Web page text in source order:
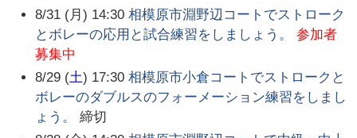
8/31 (月) 14:30 相模原市淵野辺コートでストローク
とボレーの応用と試合練習をしましょう。
参加者
募集中
8/29 (土) 17:30 相模原市小倉コートでストロークと
ボレーのダブルスのフォーメーション練習をしまし
ょう。
締切